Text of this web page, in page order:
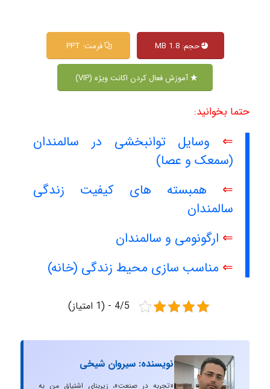
حجم: 1.8 MB فرمت: PPT
آموزش فعال کردن اکانت ویژه (VIP)
حتما بخوانید:
⇐ وسایل توانبخشی در سالمندان
(سمعک و عصا)
⇐ همبسته‏ های کیفیت زندگی
سالمندان
⇐ ارگونومی و سالمندان
⇐ مناسب سازی محیط زندگی (خانه)
4/5 - (1 امتیاز)
نویسنده: سیروان شیخی
«تجربه در صنعت»، زیربنایِ اشتیاقِ من به